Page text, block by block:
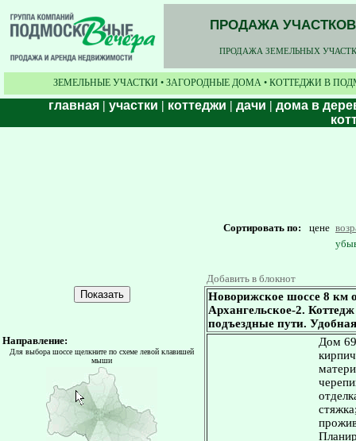
ПРОДАЖА
ПРОДАЖА ЗЕМЕЛЬНЫХ
ЗЕМЕЛЬНЫЕ УЧАСТКИ • ЗАГОРОДНЫЕ ДОМА • КОТТЕДЖИ В
главная | участки | коттеджи | дачи | дома в
Сортировать по: цене
Направление:
Для выбора шоссе щелкните по схеме левой клавишей
мыши
Добавить в блокнот
Новорижское шоссе 8 км
Архангельское-2.
подъездные пути.
Дом